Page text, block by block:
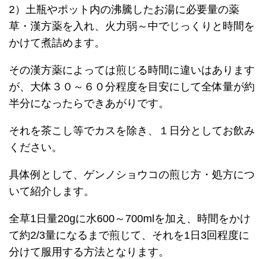
2）土瓶やポット内の沸騰したお湯に必要量の薬
草・漢方薬を入れ、火力弱～中でじっくりと時間を
かけて煮詰めます。
その漢方薬によっては煎じる時間に違いはあります
が、大体３０～６０分程度を目安にして全体量が約
半分になったらできあがりです。
それを茶こし等でカスを除き、１日分としてお飲み
ください。
具体例として、ゲンノショウコの煎じ方・処方につ
いて紹介します。
全草1日量20gに水600～700mlを加え、時間をかけ
て約2/3量になるまで煎じて、それを1日3回程度に
分けて服用する方法となります。